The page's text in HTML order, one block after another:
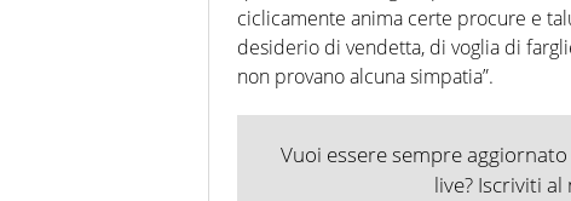
ciclicamente anima certe procure e
desiderio di vendetta, di voglia di
non provano alcuna simpatia”.
Vuoi essere sempre
live? Iscriviti